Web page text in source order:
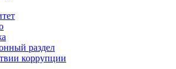
раздел
коррупции